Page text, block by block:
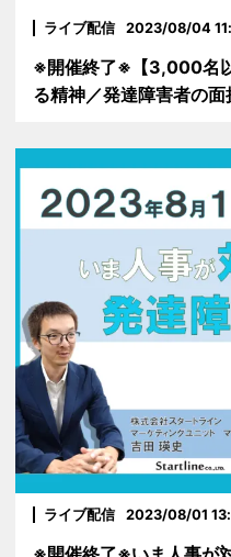
ライブ配信 2023/08/04
※開催終了※【3,000名
る精神／発達障害者の
ライブ配信 2023/08/01